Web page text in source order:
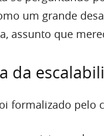
um grande
assunto que
da
formalizado pelo